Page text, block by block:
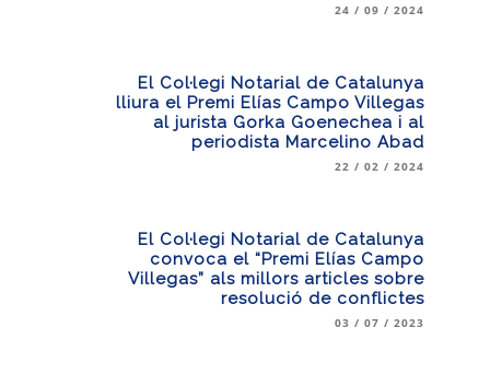
24 / 09 / 2024
El Col·legi Notarial de Catalunya
lliura el Premi Elías Campo Villegas
al jurista Gorka Goenechea i al
periodista Marcelino Abad
22 / 02 / 2024
El Col·legi Notarial de Catalunya
convoca el “Premi Elías Campo
Villegas” als millors articles sobre
resolució de conflictes
03 / 07 / 2023